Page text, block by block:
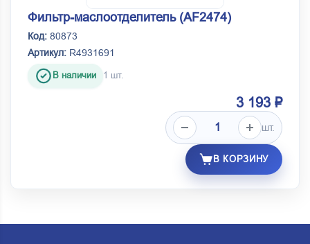
Фильтр-маслоотделитель (AF2474)
Код: 80873
Артикул: R4931691
В наличии 1 шт.
3 193 ₽
шт.
В КОРЗИНУ